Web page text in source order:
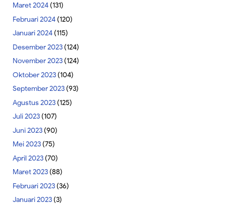
Maret 2024(131)
Februari 2024(120)
Januari 2024(115)
Desember 2023(124)
November 2023(124)
Oktober 2023(104)
September 2023(93)
Agustus 2023(125)
Juli 2023(107)
Juni 2023(90)
Mei 2023(75)
April 2023(70)
Maret 2023(88)
Februari 2023(36)
Januari 2023(3)